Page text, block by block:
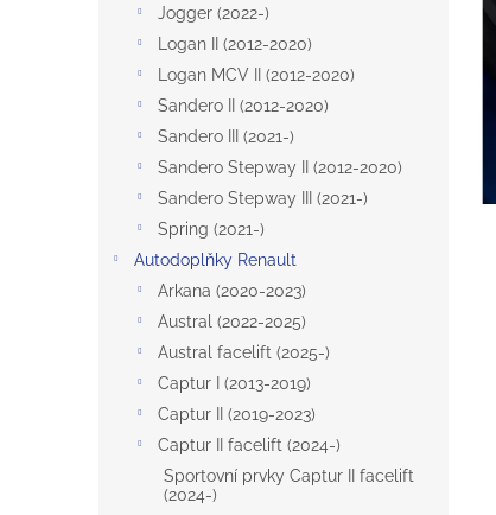
Jogger (2022-)
Logan II (2012-2020)
Logan MCV II (2012-2020)
Sandero II (2012-2020)
Sandero III (2021-)
Sandero Stepway II (2012-2020)
Sandero Stepway III (2021-)
Spring (2021-)
Autodoplňky Renault
Arkana (2020-2023)
Austral (2022-2025)
Austral facelift (2025-)
Captur I (2013-2019)
Captur II (2019-2023)
Captur II facelift (2024-)
Sportovní prvky Captur II facelift
(2024-)